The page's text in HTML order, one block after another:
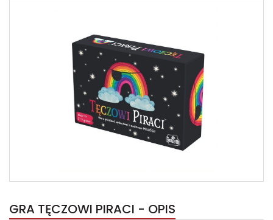
GRA TĘCZOWI PIRACI - OPIS